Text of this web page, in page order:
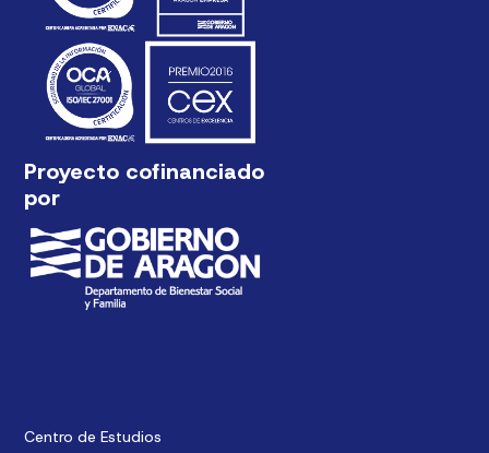
Centro de Estudios
Proyecto cofinanciado
por